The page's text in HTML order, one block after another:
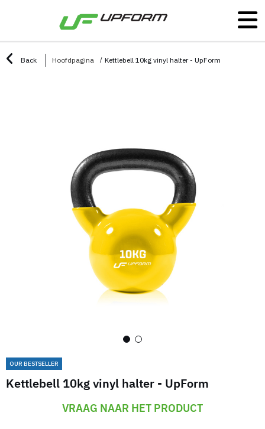
Back Hoofdpagina Kettlebell 10kg vinyl halter - UpForm
Kettlebell 10kg vinyl halter - UpForm
OUR BESTSELLER
VRAAG NAAR HET PRODUCT